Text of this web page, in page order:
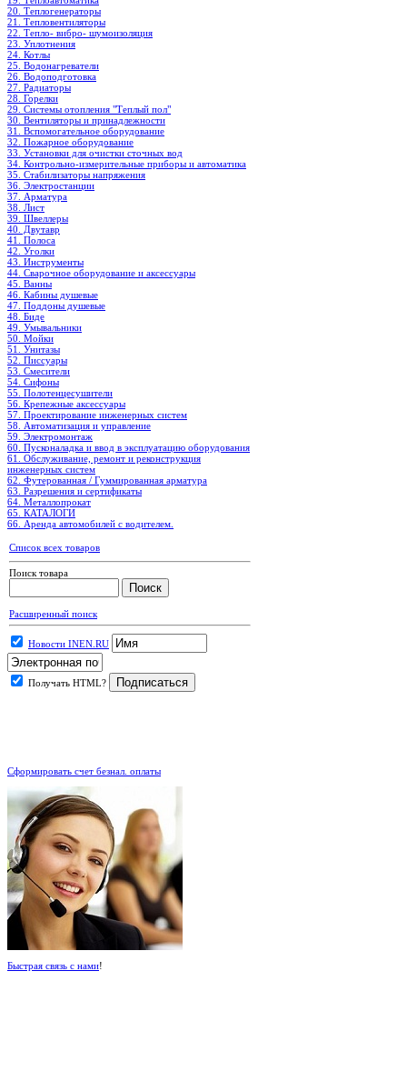
20. Теплогенераторы
21. Тепловентиляторы
22. Тепло- вибро- шумоизоляция
23. Уплотнения
24. Котлы
25. Водонагреватели
26. Водоподготовка
27. Радиаторы
28. Горелки
29. Системы отопления "Теплый пол"
30. Вентиляторы и принадлежности
31. Вспомогательное оборудование
32. Пожарное оборудование
33. Установки для очистки сточных вод
34. Контрольно-измерительные приборы и автоматика
35. Стабилизаторы напряжения
36. Электростанции
37. Арматура
38. Лист
39. Швеллеры
40. Двутавр
41. Полоса
42. Уголки
43. Инструменты
44. Сварочное оборудование и аксессуары
45. Ванны
46. Кабины душевые
47. Поддоны душевые
48. Биде
49. Умывальники
50. Мойки
51. Унитазы
52. Писсуары
53. Смесители
54. Сифоны
55. Полотенцесушители
56. Крепежные аксессуары
57. Проектирование инженерных систем
58. Автоматизация и управление
59. Электромонтаж
60. Пусконаладка и ввод в эксплуатацию оборудования
61. Обслуживание, ремонт и реконструкция
инженерных систем
62. Футерованная / Гуммированная арматура
63. Разрешения и сертификаты
64. Металлопрокат
65. КАТАЛОГИ
66. Аренда автомобилей с водителем.
Список всех товаров
Поиск товара
Расширенный поиск
Новости INEN.RU
Получать HTML?
Сформировать счет безнал. оплаты
Быстрая связь с нами!